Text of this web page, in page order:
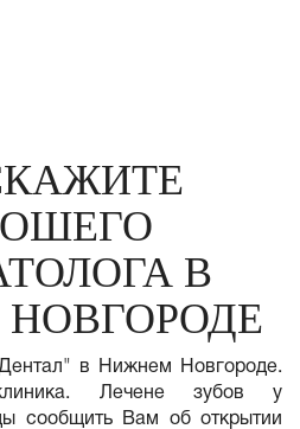
В
в Нижнем Новгороде.
клиника. Лечене зубов у
сообщить Вам об открытии